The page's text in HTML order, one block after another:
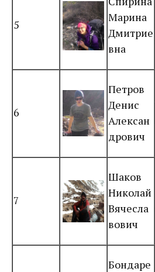
5
Марина
Дмитрие
вна
6
Петров
Денис
Алексан
дрович
7
Шаков
Николай
Вячесла
вович
Бондаре